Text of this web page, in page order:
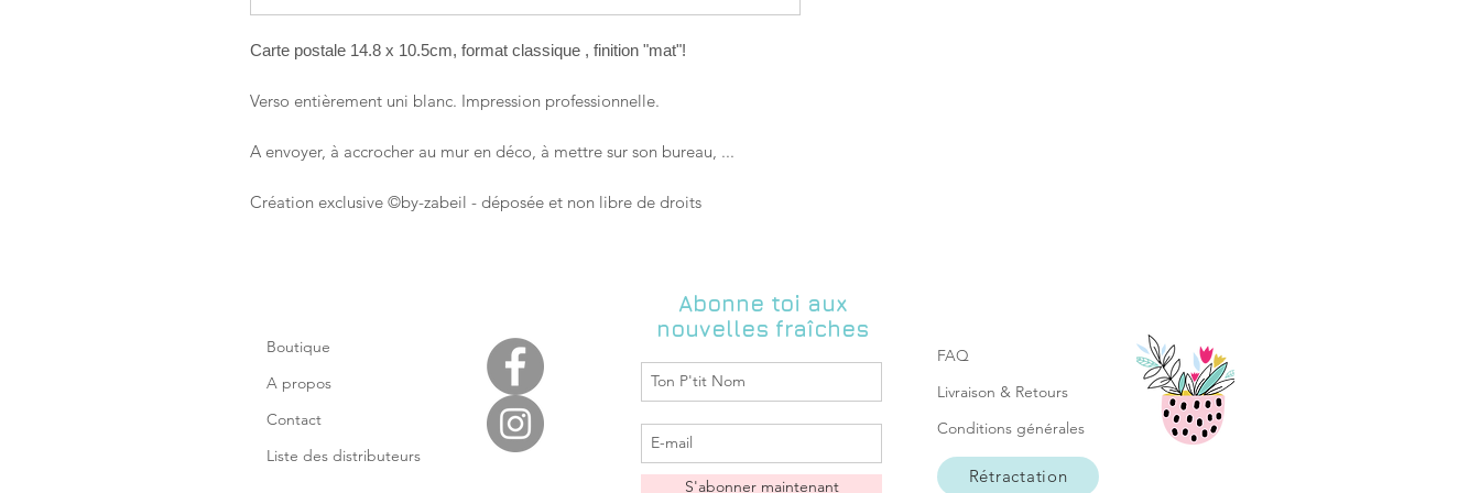
Carte postale 14.8 x 10.5cm, format classique , finition "mat"!
Verso entièrement uni blanc. Impression professionnelle.
A envoyer, à accrocher au mur en déco, à mettre sur son bureau, ...
Création exclusive ©by-zabeil - déposée et non libre de droits
Boutique
A propos
Contact
Liste des distributeurs
Abonne toi aux
nouvelles fraîches
S'abonner maintenant
FAQ
Livraison & Retours
Conditions générales
Rétractation